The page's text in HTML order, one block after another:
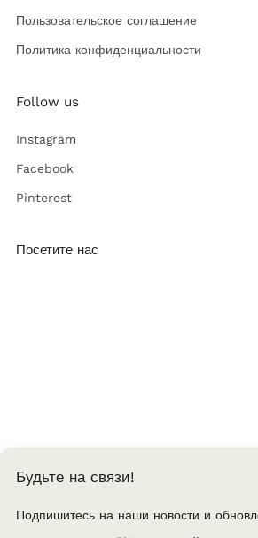
Будьте на связи!
Подпишитесь на наши новости и
Пользовательское соглашение
Политика конфиденциальности
Follow us
Instagram
Facebook
Pinterest
Посетите нас
Страна
Язык Русский